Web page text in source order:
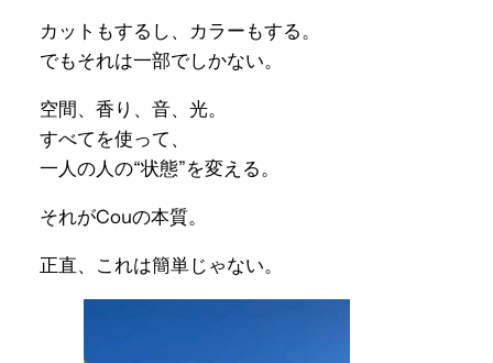
カットもするし、カラーもする。
でもそれは一部でしかない。
空間、香り、音、光。
すべてを使って、
一人の人の“状態”を変える。
それがCouの本質。
正直、これは簡単じゃない。